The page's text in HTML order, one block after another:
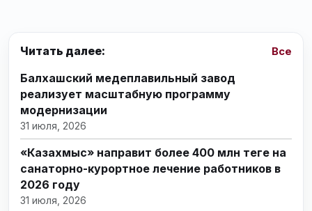
Читать далее: Все
Балхашский медеплавильный завод
реализует масштабную программу
модернизации
31 июля, 2026
«Казахмыс» направит более 400 млн теңге на
санаторно-курортное лечение работников в
2026 году
31 июля, 2026